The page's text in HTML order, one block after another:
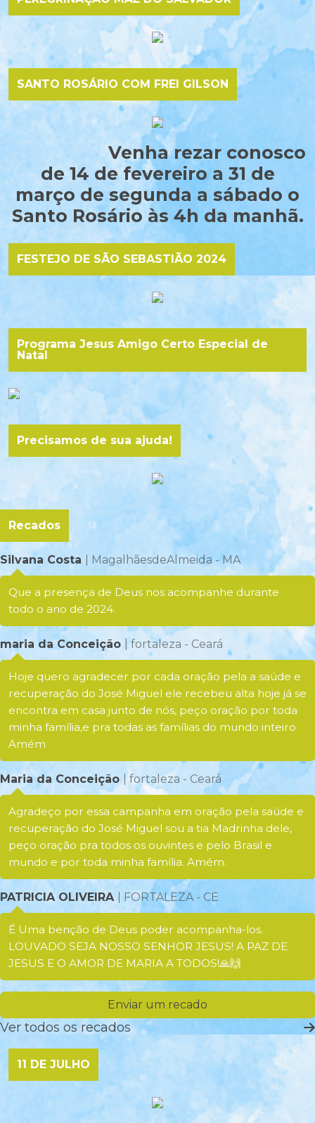
SANTO ROSÁRIO COM FREI GILSON
Venha rezar conosco
de 14 de fevereiro a 31 de
março de segunda a sábado o
Santo Rosário às 4h da manhã.
FESTEJO DE SÃO SEBASTIÃO 2024
Programa Jesus Amigo Certo Especial de
Natal
Precisamos de sua ajuda!
Recados
Silvana Costa | MagalhãesdeAlmeida - MA
Que a presença de Deus nos acompanhe durante
todo o ano de 2024.
maria da Conceição | fortaleza - Ceará
Hoje quero agradecer por cada oração pela a saúde e
recuperação do José Miguel ele recebeu alta hoje já se
encontra em casa junto de nós, peço oração por toda
minha família,e pra todas as famílias do mundo inteiro
Amém
Maria da Conceição | fortaleza - Ceará
Agradeço por essa campanha em oração pela saúde e
recuperação do José Miguel sou a tia Madrinha dele,
peço oração pra todos os ouvintes e pelo Brasil e
mundo e por toda minha família. Amém.
PATRICIA OLIVEIRA | FORTALEZA - CE
É Uma benção de Deus poder acompanha-los.
LOUVADO SEJA NOSSO SENHOR JESUS! A PAZ DE
JESUS E O AMOR DE MARIA A TODOS!🙏🙌
Enviar um recado
Ver todos os recados
11 DE JULHO